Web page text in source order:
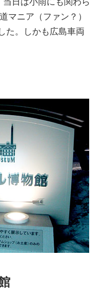
ニア（ファン？）
た。しかも広島車両